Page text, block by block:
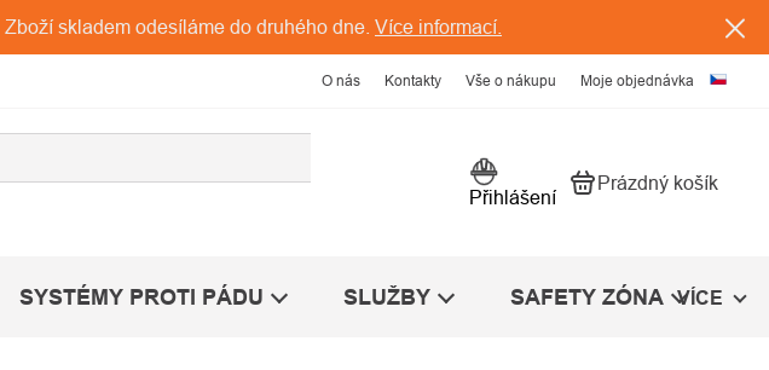
Zboží skladem odesíláme do druhého dne. Více informací.
O nás Kontakty Vše o nákupu Moje objednávka
Přihlášení Nákupní košík
Prázdný košík
SYSTÉMY PROTI PÁDU SLUŽBY SAFETY ZÓNA VÍCE